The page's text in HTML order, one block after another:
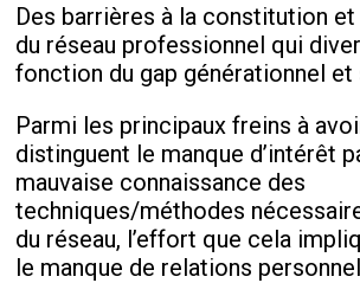
Des barrières à la constitution et
du réseau professionnel qui
fonction du gap générationnel et
Parmi les principaux freins à
distinguent le manque d’intérêt
mauvaise connaissance des
techniques/méthodes
du réseau, l’effort que cela
le manque de relations